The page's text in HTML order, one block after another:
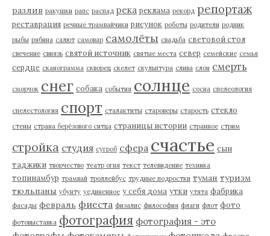
разлив ракушки рапс распад река реклама рекорд репортаж
реставрация речные трамвайчики рисунок роботы родители родник
рыбы рябина салют самовар самолёты свадьба световой стол
свечение свиязь святой источник святые места север семейские семья
сердце сканограмма скворец скелет скульптура слива слон смерть
сморчок снег собака события солнце сосна спелеология
спелестология спорт сталактиты староверы старость стекло
стены страна берёзового ситца страницы истории странное стрим
стройка студия сугроб сфера счастье сын
таджики творчество театр огня текст телевидение техника
топинамбур трамвай троллейбус трудные подростки туман туризм
тюльпаны убунту уединенное у себя дома утки утята фабрика
фасады февраль фиеста физалис философия флаги флот фото
фотовыставка фотография фотография - это